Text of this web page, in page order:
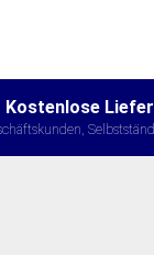
Kostenlose